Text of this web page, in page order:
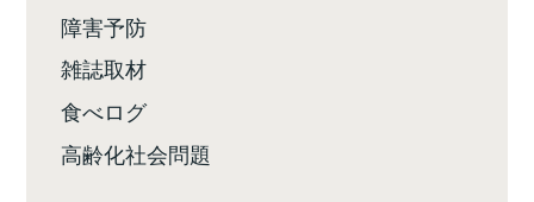
障害予防
雑誌取材
食べログ
高齢化社会問題